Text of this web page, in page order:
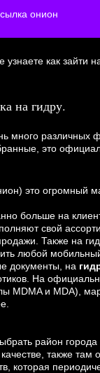
онион
как зайти на
на гидру.
много различных
это
это огромный
больше на
свой
Также на
любой
документы, на
На
MDMA и MDA),
район
также
которая